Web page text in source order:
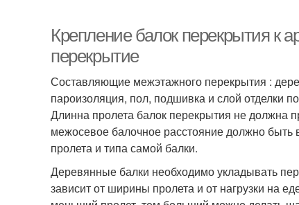
Крепление балок перекрытия к
перекрытие
Составляющие межэтажного перекрытия :
пароизоляция, пол, подшивка и слой отделки
Длинна пролета балок перекрытия не должна
межосевое балочное расстояние должно быть
пролета и типа самой балки.
Деревянные балки необходимо укладывать
зависит от ширины пролета и от нагрузки на